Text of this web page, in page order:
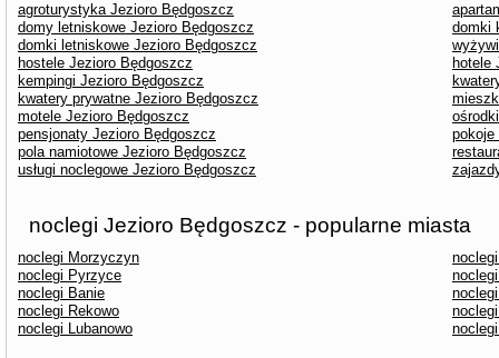
agroturystyka Jezioro Będgoszcz
domy letniskowe Jezioro Będgoszcz
domki
domki letniskowe Jezioro Będgoszcz
hostele Jezioro Będgoszcz
hotele
kempingi Jezioro Będgoszcz
kwatery prywatne Jezioro Będgoszcz
motele Jezioro Będgoszcz
pensjonaty Jezioro Będgoszcz
pokoje
pola namiotowe Jezioro Będgoszcz
usługi noclegowe Jezioro Będgoszcz
noclegi Jezioro Będgoszcz - popularne miasta
noclegi Morzyczyn
noclegi Pyrzyce
noclegi Banie
noclegi Rekowo
noclegi Lubanowo